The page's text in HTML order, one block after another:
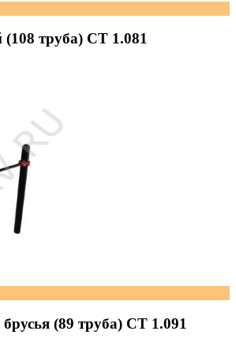
труба) СТ 1.081
(89 труба) СТ 1.091